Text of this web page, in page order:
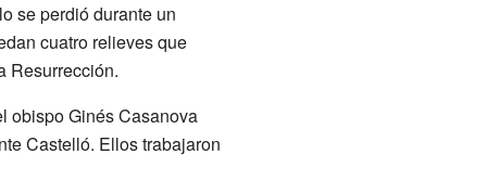
se perdió durante un
cuatro relieves que
Resurrección.
obispo Ginés Casanova
Castelló. Ellos trabajaron